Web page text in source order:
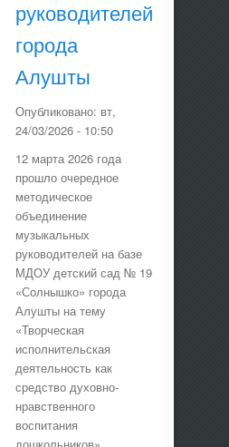
руководителей
города
Алушты
Опубликовано: вт,
24/03/2026 - 10:50
12 марта 2026 года
прошло очередное
методическое
объединение
музыкальных
руководителей на базе
МДОУ детский сад № 19
«Солнышко» города
Алушты на тему
«Творческая
исполнительская
деятельность как
средство духовно-
нравственного
воспитания